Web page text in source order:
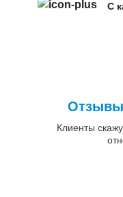
С
Отзывы
Клиенты